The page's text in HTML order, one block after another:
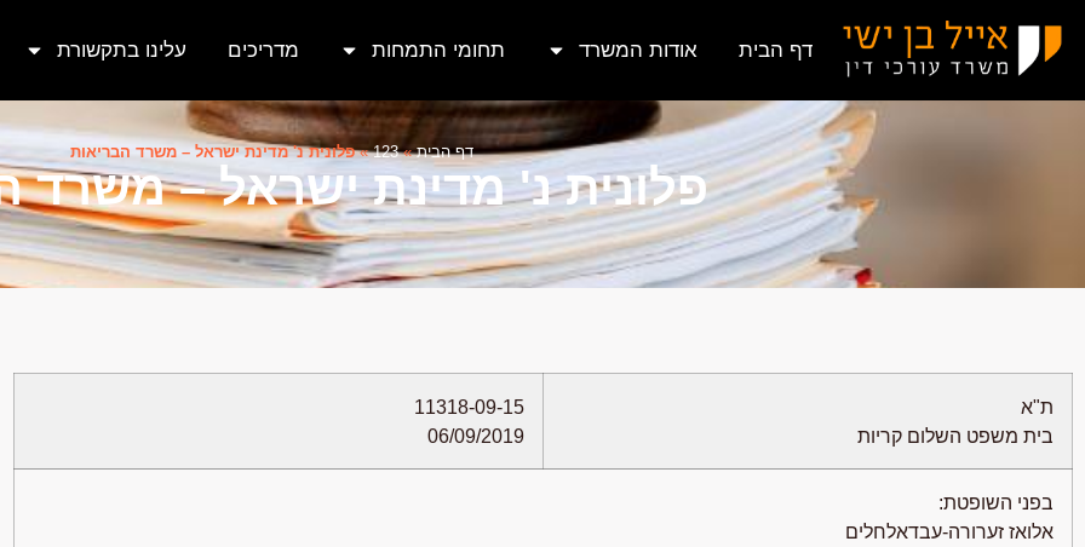
דף הבית אודות המשרד תחומי התמחות מדריכים עלינו בתקשורת
דף הבית»
123
»פלונית נ' מדינת ישראל – משרד הבריאות
פלונית נ' מדינת ישראל – משרד
ת"א
בית משפט השלום קריות
11318-09-15
06/09/2019
בפני השופטת:
אלואז זערורה-עבדאלחלים